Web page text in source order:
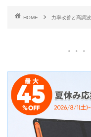
HOME 力率改善と高調波